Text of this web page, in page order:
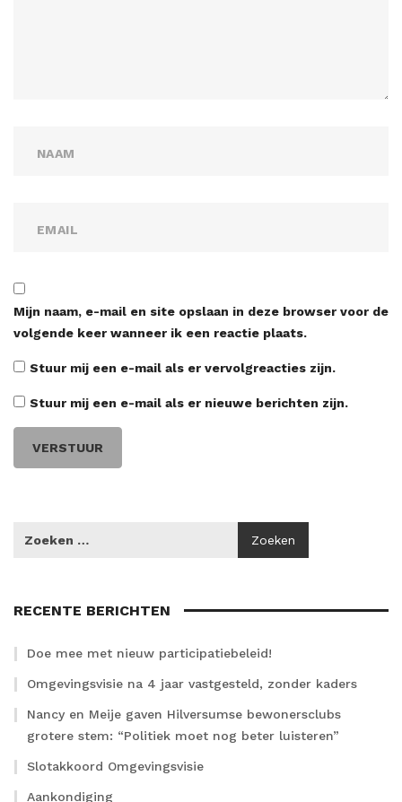
Mijn naam, e-mail en site opslaan in deze browser voor de
volgende keer wanneer ik een reactie plaats.
Stuur mij een e-mail als er vervolgreacties zijn.
Stuur mij een e-mail als er nieuwe berichten zijn.
RECENTE BERICHTEN
Doe mee met nieuw participatiebeleid!
Omgevingsvisie na 4 jaar vastgesteld, zonder kaders
Nancy en Meije gaven Hilversumse bewonersclubs
grotere stem: “Politiek moet nog beter luisteren”
Slotakkoord Omgevingsvisie
Aankondiging